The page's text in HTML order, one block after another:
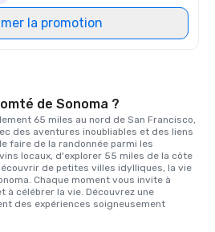
la promotion
de Sonoma ?
65 miles au nord de San Francisco,
des aventures inoubliables et des liens
faire de la randonnée parmi les
locaux, d'explorer 55 miles de la côte
de petites villes idylliques, la vie
Chaque moment vous invite à
à célébrer la vie. Découvrez une
des expériences soigneusement